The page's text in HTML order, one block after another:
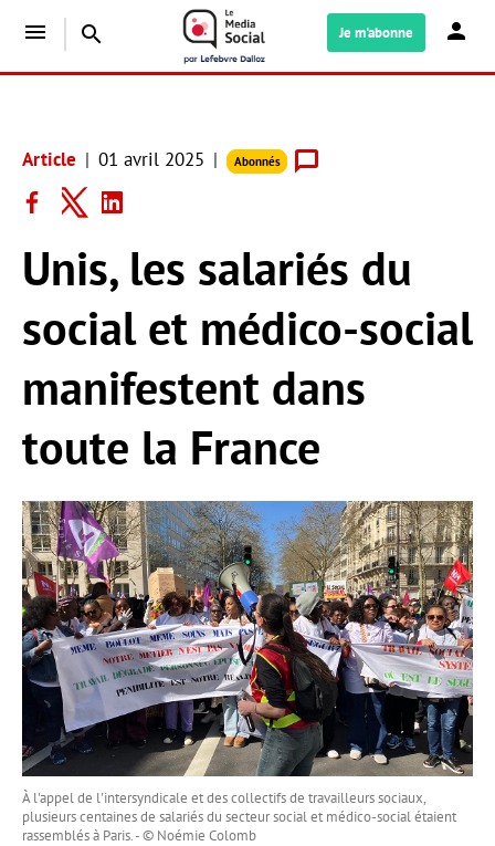
menu search Je m'abonne
Article 01 avril 2025 Abonnés
Unis, les salariés du
social et médico-social
manifestent dans
toute la France
À l'appel de l'intersyndicale et des collectifs de travailleurs sociaux,
plusieurs centaines de salariés du secteur social et médico-social étaient
rassemblés à Paris. - © Noémie Colomb